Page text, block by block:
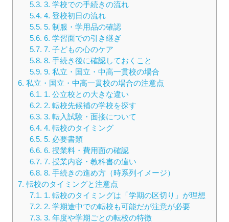
5.3. 3. 学校での手続きの流れ
5.4. 4. 登校初日の流れ
5.5. 5. 制服・学用品の確認
5.6. 6. 学習面での引き継ぎ
5.7. 7. 子どもの心のケア
5.8. 8. 手続き後に確認しておくこと
5.9. 9. 私立・国立・中高一貫校の場合
6. 私立・国立・中高一貫校の場合の注意点
6.1. 1. 公立校との大きな違い
6.2. 2. 転校先候補の学校を探す
6.3. 3. 転入試験・面接について
6.4. 4. 転校のタイミング
6.5. 5. 必要書類
6.6. 6. 授業料・費用面の確認
6.7. 7. 授業内容・教科書の違い
6.8. 8. 手続きの進め方（時系列イメージ）
7. 転校のタイミングと注意点
7.1. 1. 転校のタイミングは「学期の区切り」が理想
7.2. 2. 学期途中での転校も可能だが注意が必要
7.3. 3. 年度や学期ごとの転校の特徴